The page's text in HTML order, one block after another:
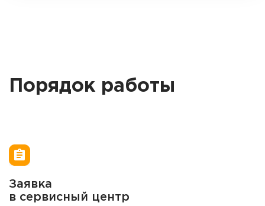
Порядок работы
Заявка
в сервисный центр